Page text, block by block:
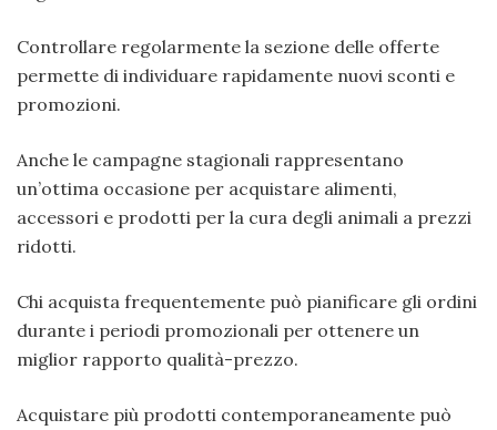
Controllare regolarmente la sezione delle offerte
permette di individuare rapidamente nuovi sconti e
promozioni.
Anche le campagne stagionali rappresentano
un’ottima occasione per acquistare alimenti,
accessori e prodotti per la cura degli animali a prezzi
ridotti.
Chi acquista frequentemente può pianificare gli ordini
durante i periodi promozionali per ottenere un
miglior rapporto qualità-prezzo.
Acquistare più prodotti contemporaneamente può